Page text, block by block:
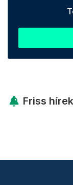
Friss hírek